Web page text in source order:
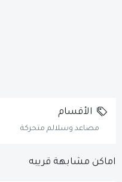
الأقسام
مصاعد وسلالم متحركة
اماكن مشابهة قريبه